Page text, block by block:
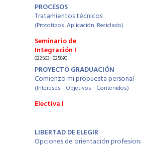
PROCESOS
Tratamientos técnicos
(Prototipos. Aplicación. Reciclado)
Seminario de
Integración I
022563 | 025890
PROYECTO GRADUACIÓN
Comienzo mi propuesta personal
(Intereses - Objetivos - Contenidos)
Electiva I
LIBERTAD DE ELEGIR
Opciones de orientación